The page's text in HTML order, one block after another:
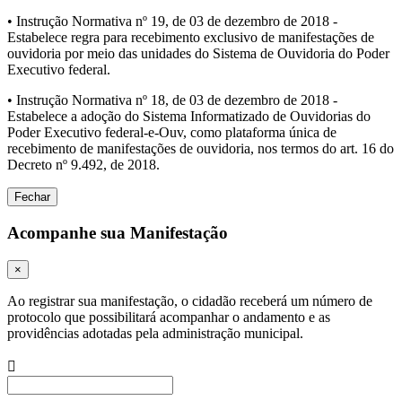
• Instrução Normativa nº 19, de 03 de dezembro de 2018 -
Estabelece regra para recebimento exclusivo de manifestações de
ouvidoria por meio das unidades do Sistema de Ouvidoria do Poder
Executivo federal.
• Instrução Normativa nº 18, de 03 de dezembro de 2018 -
Estabelece a adoção do Sistema Informatizado de Ouvidorias do
Poder Executivo federal-e-Ouv, como plataforma única de
recebimento de manifestações de ouvidoria, nos termos do art. 16 do
Decreto nº 9.492, de 2018.
Fechar
Acompanhe sua Manifestação
×
Ao registrar sua manifestação, o cidadão receberá um número de
protocolo que possibilitará acompanhar o andamento e as
providências adotadas pela administração municipal.